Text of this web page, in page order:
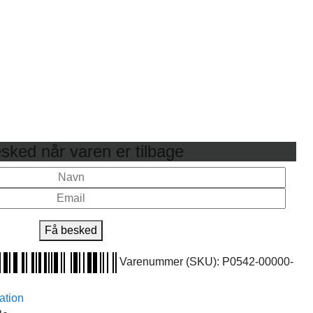
når varen er tilbage
Få besked
Varenummer (SKU): P0542-00000-